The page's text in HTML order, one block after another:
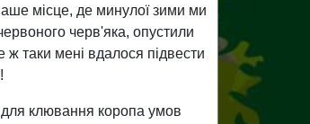
місце, де минулої зими ми
черв'яка, опустили
ж таки мені вдалося підвести
для клювання коропа умов